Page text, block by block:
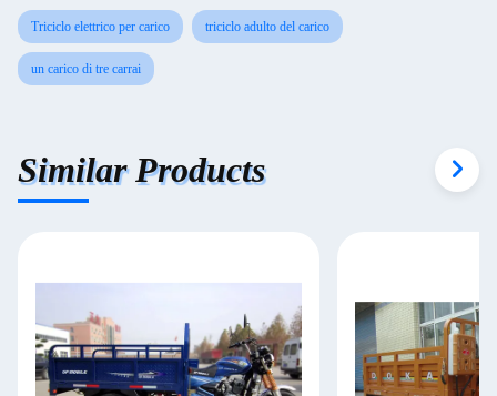
Triciclo elettrico per carico triciclo adulto del carico
un carico di tre carrai
Similar Products